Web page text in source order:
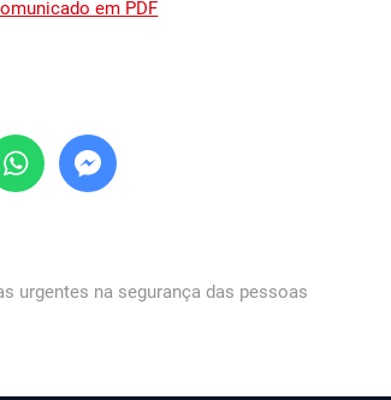
em PDF
urgentes na segurança das pessoas